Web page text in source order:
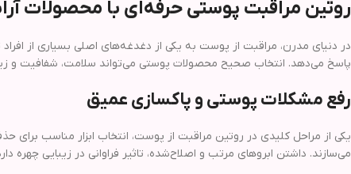
روتین مراقبت پوستی حرفه‌ای با محصولات
در دنیای مدرن، مراقبت از پوست به یکی از دغدغه‌های اصلی بسیاری از
پاسخ می‌دهد. انتخاب صحیح محصولات پوستی می‌تواند سلامت، شفافیت و
رفع مشکلات پوستی و پاکسازی عمیق
یکی از مراحل کلیدی در روتین مراقبت از پوست، انتخاب ابزار مناسب
می‌سازند. داشتن ابروهای مرتب و اصلاح‌شده، تاثیر فراوانی در زیبایی چهره